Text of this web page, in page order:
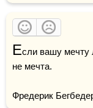
Если вашу мечту
не мечта.
Фредерик